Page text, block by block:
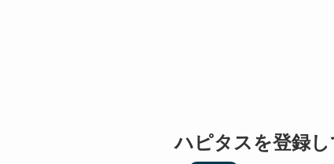
ハピタスを登録